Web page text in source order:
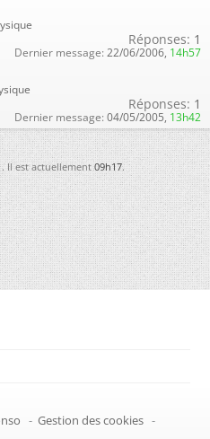
Réponses: 1
Dernier message: 22/06/2006, 14h57
Réponses: 1
Dernier message: 04/05/2005, 13h42
Il est actuellement09h17.
- Gestion des cookies -